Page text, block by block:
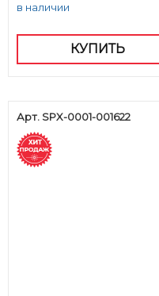
в наличии
КУПИТЬ
Арт. SPX-0001-001622